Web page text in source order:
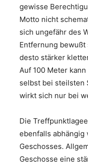
gewisse
Motto nicht
sich ungefähr des
Entfernung
desto stärker
Auf 100 Meter
selbst bei steilsten
wirkt sich nur bei
Die
ebenfalls abhängig
Geschosses.
Geschosse eine